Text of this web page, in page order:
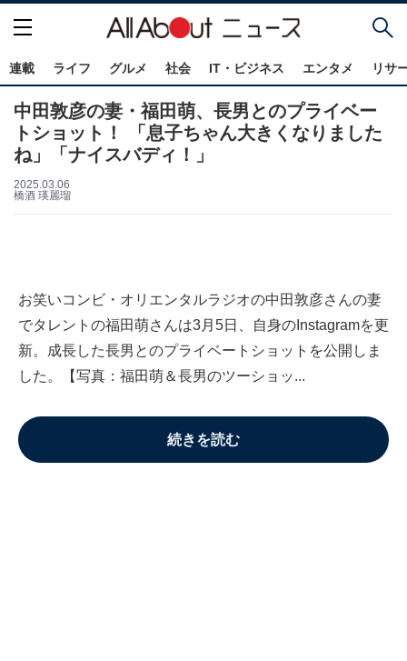
連載 ライフ グルメ 社会 IT・ビジネス エンタメ リサ
中田敦彦の妻・福田萌、長男とのプライベー
トショット！ 「息子ちゃん大きくなりました
ね」「ナイスバディ！」
2025.03.06
橋酒 瑛麗瑠
お笑いコンビ・オリエンタルラジオの中田敦彦さんの妻
でタレントの福田萌さんは3月5日、自身のInstagramを更
新。成長した長男とのプライベートショットを公開しま
した。【写真：福田萌＆長男のツーショッ...
続きを読む